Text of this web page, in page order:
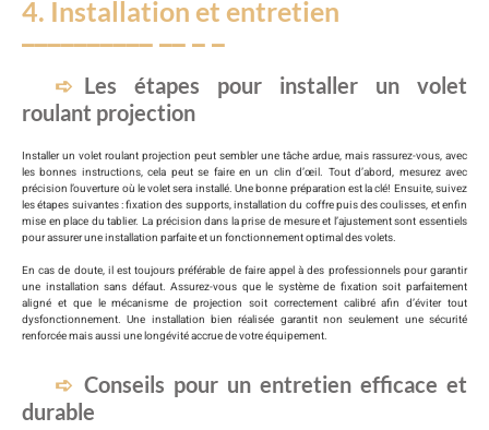
4. Installation et entretien
Les étapes pour installer un volet
roulant projection
Installer un volet roulant projection peut sembler une tâche ardue, mais rassurez-vous, avec
les bonnes instructions, cela peut se faire en un clin d’œil. Tout d’abord, mesurez avec
précision l’ouverture où le volet sera installé. Une bonne préparation est la clé! Ensuite, suivez
les étapes suivantes : fixation des supports, installation du coffre puis des coulisses, et enfin
mise en place du tablier. La précision dans la prise de mesure et l’ajustement sont essentiels
pour assurer une installation parfaite et un fonctionnement optimal des volets.
En cas de doute, il est toujours préférable de faire appel à des professionnels pour garantir
une installation sans défaut. Assurez-vous que le système de fixation soit parfaitement
aligné et que le mécanisme de projection soit correctement calibré afin d’éviter tout
dysfonctionnement. Une installation bien réalisée garantit non seulement une sécurité
renforcée mais aussi une longévité accrue de votre équipement.
Conseils pour un entretien efficace et
durable